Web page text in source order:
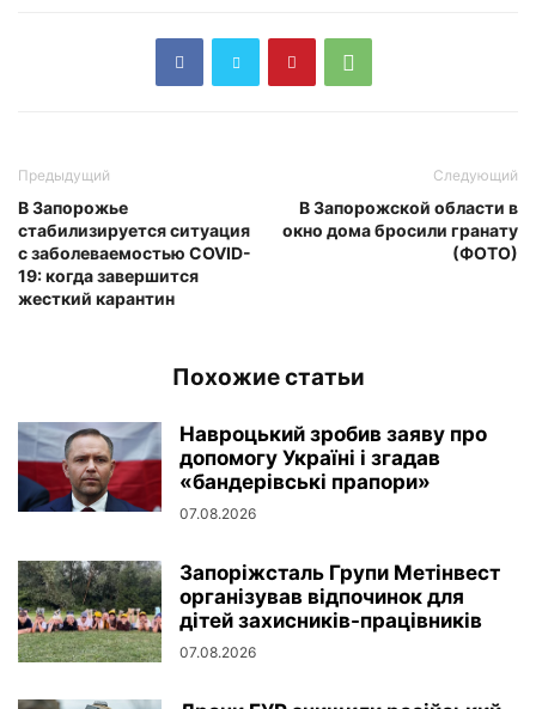
Предыдущий
В Запорожье
стабилизируется ситуация
с заболеваемостью COVID-
19: когда завершится
жесткий карантин
Следующий
В Запорожской области в
окно дома бросили гранату
(ФОТО)
Похожие статьи
Навроцький зробив заяву про
допомогу Україні і згадав
«бандерівські прапори»
07.08.2026
Запоріжсталь Групи Метінвест
організував відпочинок для
дітей захисників-працівників
07.08.2026